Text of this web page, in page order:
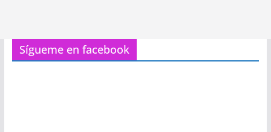
Sígueme en facebook